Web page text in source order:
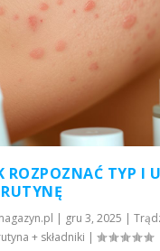
ROZPOZNAĆ TYP I
| gru 3, 2025 |
+ składniki |